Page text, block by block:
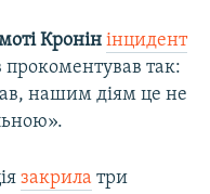
Кронін інцидент
прокоментував так:
нашим діям це не
закрила три